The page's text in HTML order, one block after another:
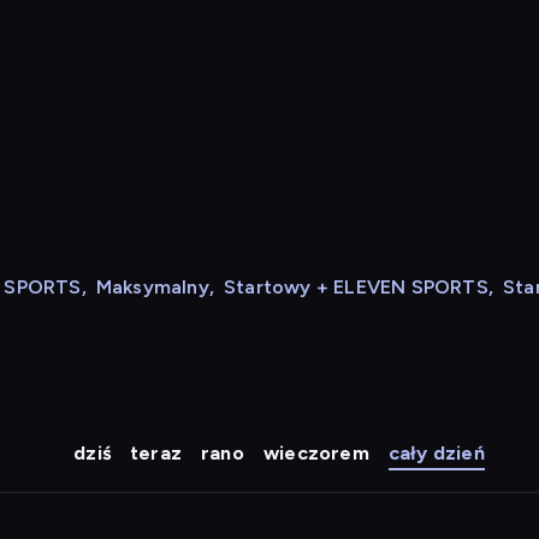
, Maksymalny, Startowy + ELEVEN SPORTS,
dziś teraz rano wieczorem cały dzień